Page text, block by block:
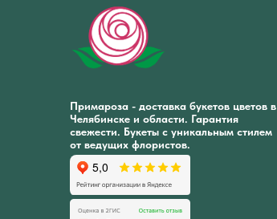
Примароза - доставка букетов цветов в
Челябинске и области. Гарантия
свежести. Букеты с уникальным стилем
от ведущих флористов.